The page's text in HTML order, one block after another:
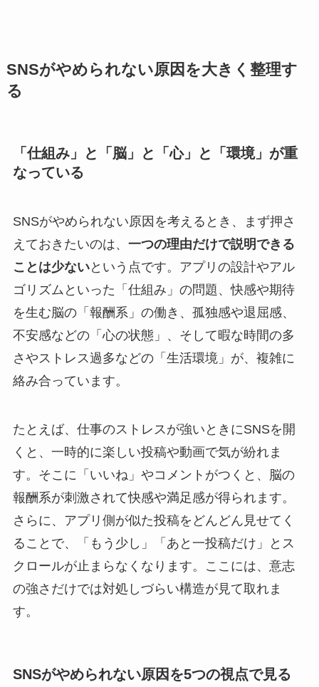
SNSがやめられない原因を大きく整理す
る
「仕組み」と「脳」と「心」と「環境」が重
なっている
SNSがやめられない原因を考えるとき、まず押さ
えておきたいのは、 一つの理由だけで説明できる
ことは少ないという点です。アプリの設計やアル
ゴリズムといった「仕組み」の問題、快感や期待
を生む脳の「報酬系」の働き、孤独感や退屈感、
不安感などの「心の状態」、そして暇な時間の多
さやストレス過多などの「生活環境」が、複雑に
絡み合っています。
たとえば、仕事のストレスが強いときにSNSを開
くと、一時的に楽しい投稿や動画で気が紛れま
す。そこに「いいね」やコメントがつくと、脳の
報酬系が刺激されて快感や満足感が得られます。
さらに、アプリ側が似た投稿をどんどん見せてく
ることで、「もう少し」「あと一投稿だけ」とス
クロールが止まらなくなります。ここには、意志
の強さだけでは対処しづらい構造が見て取れま
す。
SNSがやめられない原因を5つの視点で見る